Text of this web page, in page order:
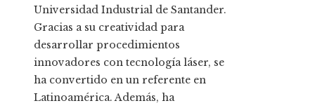
Universidad Industrial de Santander.
Gracias a su creatividad para
desarrollar procedimientos
innovadores con tecnología láser, se
ha convertido en un referente en
Latinoamérica. Además, ha